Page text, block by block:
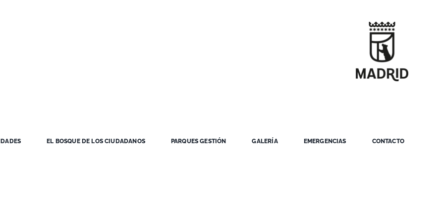
EL BOSQUE DE LOS CIUDADANOS PARQUES GESTIÓN GALERÍA EMERGENCIAS CONTACTO